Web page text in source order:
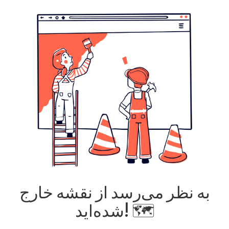
به نظر می‌رسد از نقشه خارج
شده‌اید! 🗺️